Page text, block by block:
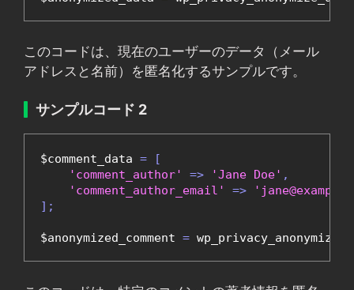
このコードは、現在のユーザーのデータ（メール
アドレスと名前）を匿名化するサンプルです。
サンプルコード 2
$comment_data =
[
'comment_author'
=> 'Jane Doe' ,
'comment_author_email'
=>
];
$anonymized_comment =